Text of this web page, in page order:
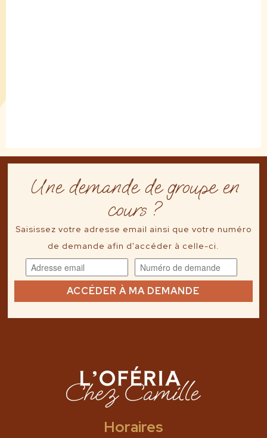
Une demande de groupe en
cours ?
Saisissez votre adresse email ainsi que votre numéro
de demande afin d'accéder à celle-ci.
ACCÉDER À MA DEMANDE
Horaires